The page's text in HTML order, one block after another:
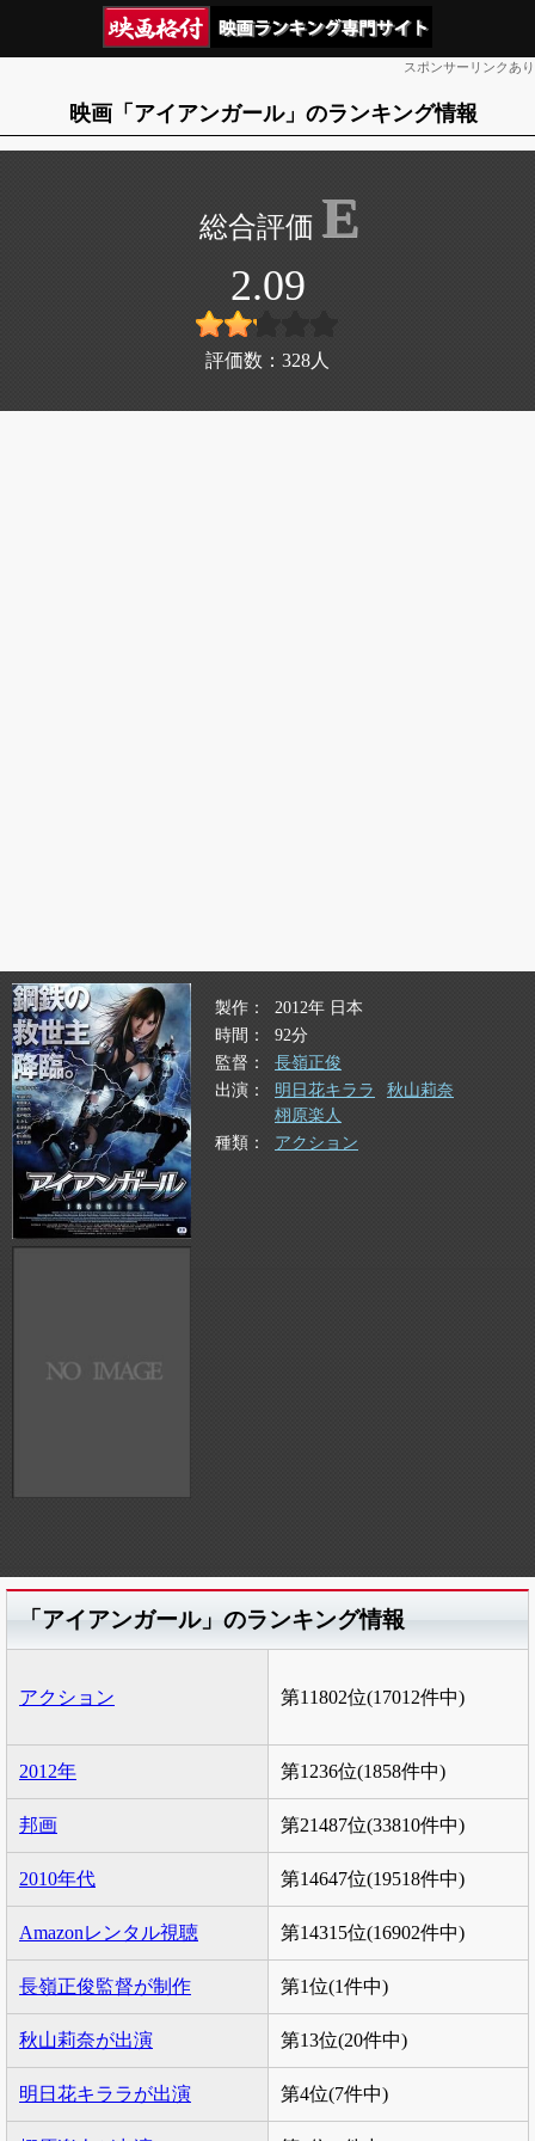
スポンサーリンクあり
映画「アイアンガール」のランキング情報
E
2.09
評価数： 328 人
製作
2012年 日本
時間
92分
監督
長嶺正俊
出演
明日花キララ
秋山莉奈
栩原楽人
種類
アクション
「アイアンガール」のランキング情報
アクション 第11802位(17012件中)
2012年 第1236位(1858件中)
邦画 第21487位(33810件中)
2010年代 第14647位(19518件中)
Amazonレンタル視聴 第14315位(16902件中)
長嶺正俊監督が制作 第1位(1件中)
秋山莉奈が出演 第13位(20件中)
明日花キララが出演 第4位(7件中)